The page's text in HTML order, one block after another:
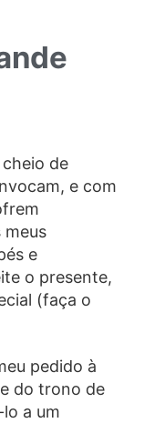
de
e com
meus
e
o presente,
(faça o
pedido à
do trono de
a um